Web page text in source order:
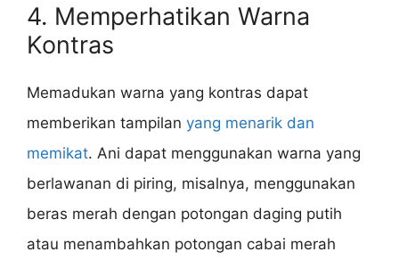
4. Memperhatikan Warna
Kontras
Memadukan warna yang kontras dapat
memberikan tampilan yang menarik dan
memikat. Ani dapat menggunakan warna yang
berlawanan di piring, misalnya, menggunakan
beras merah dengan potongan daging putih
atau menambahkan potongan cabai merah